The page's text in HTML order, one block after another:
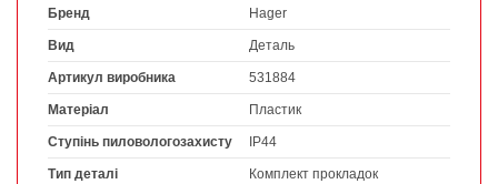
Бренд Hager
Вид Деталь
Артикул виробника 531884
Матеріал Пластик
Ступінь пиловологозахисту IP44
Тип деталі Комплект прокладок